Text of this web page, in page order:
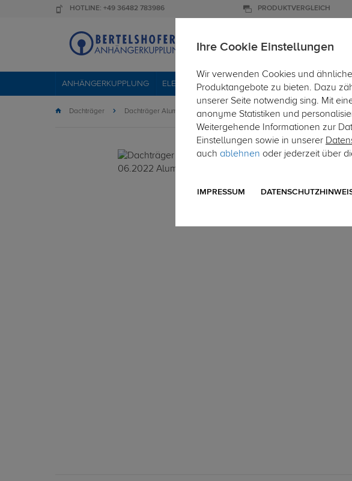
HOTLINE: +49 36482 783986 PRODUKTVERGLEICH
ANHÄNGERKUPPLUNG ELEKTROSÄTZE DACHTRÄGER DACHBOXEN
Dachträger Dachträger Aluminium
Ihre Cookie Einstellungen
Wir verwenden Cookies und
Produktangebote zu bieten. Dazu
unserer Seite notwendig sing. Mit
anonyme Statistiken und
Weitergehende Informationen zur
Einstellungen sowie in unserer
auch ablehnen oder jederzeit über
IMPRESSUM